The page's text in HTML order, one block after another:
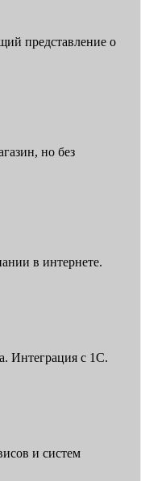
представление о
но без
в интернете.
Интеграция с 1С.
и систем